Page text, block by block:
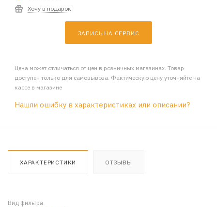
Хочу в подарок
ЗАПИСЬ НА СЕРВИС
Цена может отличаться от цен в розничных магазинах. Товар
доступен только для самовывоза. Фактическую цену уточняйте на
кассе в магазине
Нашли ошибку в характеристиках или описании?
ХАРАКТЕРИСТИКИ ОТЗЫВЫ
Вид фильтра